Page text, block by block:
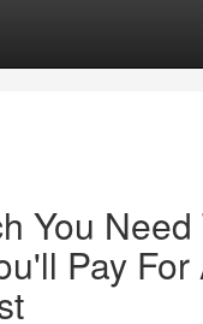
You Need
Pay For